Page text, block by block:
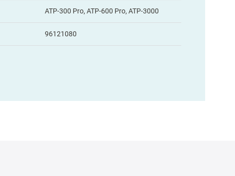
ATP-300 Pro, ATP-600 Pro, ATP-3000
96121080